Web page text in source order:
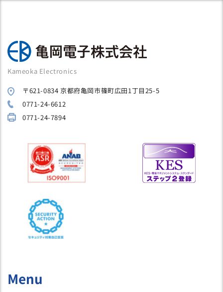
Kameoka Electronics
〒621-0834 京都府亀岡市篠町広田1丁目25-5
0771-24-6612
0771-24-7894
Menu